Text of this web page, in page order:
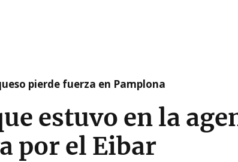
pierde fuerza en Pamplona
estuvo en la
por el Eibar